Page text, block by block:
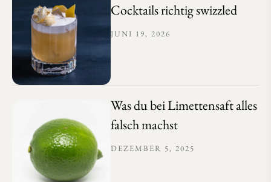
Cocktails richtig swizzled
JUNI 19, 2026
Was du bei Limettensaft alles
falsch machst
DEZEMBER 5, 2025